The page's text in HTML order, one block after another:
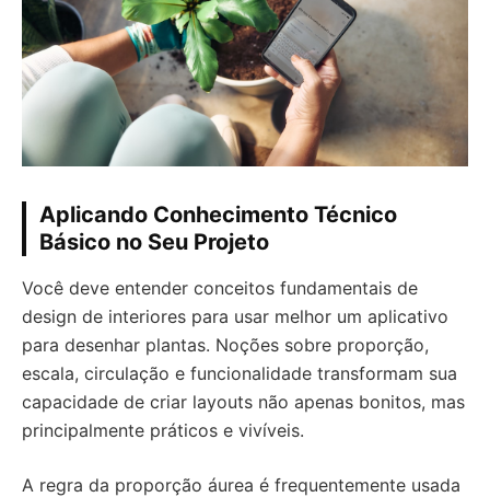
Aplicando Conhecimento Técnico
Básico no Seu Projeto
Você deve entender conceitos fundamentais de
design de interiores para usar melhor um aplicativo
para desenhar plantas. Noções sobre proporção,
escala, circulação e funcionalidade transformam sua
capacidade de criar layouts não apenas bonitos, mas
principalmente práticos e vivíveis.
A regra da proporção áurea é frequentemente usada